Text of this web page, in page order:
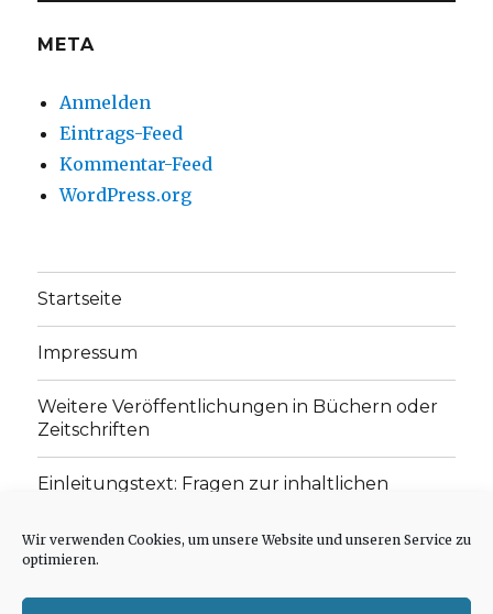
Wir verwenden Cookies, um unsere Website und unseren Service zu
optimieren.
META
Anmelden
Eintrags-Feed
Kommentar-Feed
WordPress.org
Startseite
Impressum
Weitere Veröffentlichungen in Büchern oder
Zeitschriften
Einleitungstext: Fragen zur inhaltlichen
„schwachen Glaubens“